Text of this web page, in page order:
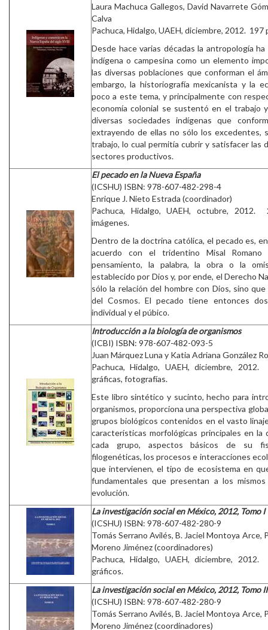
Laura Machuca Gallegos, David Navarrete
Calva
Pachuca, Hidalgo, UAEH, diciembre, 2012. 197
Desde hace varias décadas la antropología
indígena o campesina como un elemento
las diversas poblaciones que conforman el
embargo, la historiografía mexicanista y la
poco a este tema, y principalmente con
economía colonial se sustentó en el trabajo
diversas sociedades indígenas que
extrayendo de ellas no sólo los excedentes,
trabajo, lo cual permitía cubrir y satisfacer las
sectores productivos.
El pecado en la Nueva España
(ICSHU) ISBN: 978-607-482-298-4
Enrique J. Nieto Estrada (coordinador)
Pachuca, Hidalgo, UAEH, octubre,
imágenes.
Dentro de la doctrina católica, el pecado es,
acuerdo con el tridentino Misal
pensamiento, la palabra, la obra o la
establecido por Dios y, por ende, el Derecho
sólo la relación del hombre con Dios, sino
del Cosmos. El pecado tiene entonces
individual y el púbico.
Introducción a la biología de organismos
(ICBI) ISBN: 978-607-482-093-5
Juan Márquez Luna y Katia Adriana González
Pachuca, Hidalgo, UAEH, diciembre,
gráficas, fotografías.
Este libro sintético y sucinto, hecho para
organismos, proporciona una perspectiva
grupos biológicos contenidos en el vasto
características morfológicas principales en la
cada grupo, aspectos básicos de su
filogenéticas, los procesos e interacciones
que intervienen, el tipo de ecosistema en
fundamentales que presentan a los
evolución.
La investigación social en México, 2012, Tomo I
(ICSHU) ISBN: 978-607-482-280-9
Tomás Serrano Avilés, B. Jaciel Montoya Arce,
Moreno Jiménez (coordinadores)
Pachuca, Hidalgo, UAEH, diciembre,
gráficos.
La investigación social en México, 2012, Tomo II
(ICSHU) ISBN: 978-607-482-280-9
Tomás Serrano Avilés, B. Jaciel Montoya Arce,
Moreno Jiménez (coordinadores)